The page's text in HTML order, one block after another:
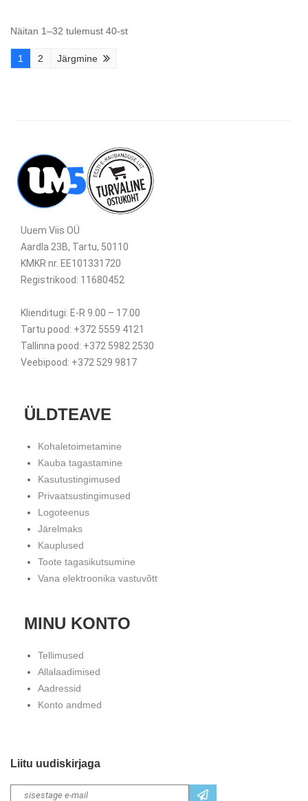
Näitan 1–32 tulemust 40-st
1 2 Järgmine
Uuem Viis OÜ
Aardla 23B, Tartu, 50110
KMKR nr. EE101331720
Registrikood: 11680452
Klienditugi: E-R 9.00 – 17.00
Tartu pood: +372 5559 4121
Tallinna pood: +372 5982 2530
Veebipood: +372 529 9817
ÜLDTEAVE
Kohaletoimetamine
Kauba tagastamine
Kasutustingimused
Privaatsustingimused
Logoteenus
Järelmaks
Kauplused
Toote tagasikutsumine
Vana elektroonika vastuvõtt
MINU KONTO
Tellimused
Allalaadimised
Aadressid
Konto andmed
Liitu uudiskirjaga